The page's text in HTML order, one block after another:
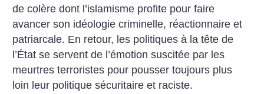
de colère dont l’islamisme profite pour faire
avancer son idéologie criminelle, réactionnaire et
patriarcale. En retour, les politiques à la tête de
l’État se servent de l’émotion suscitée par les
meurtres terroristes pour pousser toujours plus
loin leur politique sécuritaire et raciste.